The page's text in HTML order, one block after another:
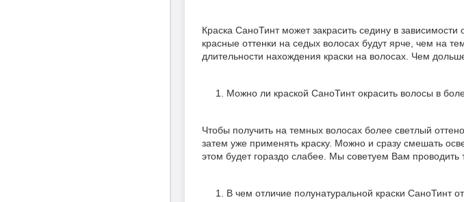
Краска СаноТинт может закрасить седину в
красные оттенки на седых волосах будут ярче, чем на
длительности нахождения краски на волосах. Чем
Можно ли краской СаноТинт окрасить волосы в
Чтобы получить на темных волосах более светлый
затем уже применять краску. Можно и сразу смешать
этом будет гораздо слабее. Мы советуем Вам проводить
В чем отличие полунатуральной краски СаноТинт